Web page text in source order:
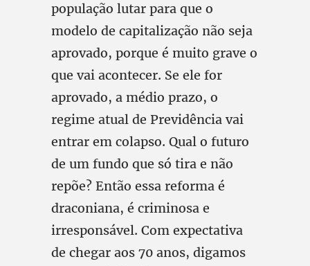
população lutar para que o
modelo de capitalização não seja
aprovado, porque é muito grave o
que vai acontecer. Se ele for
aprovado, a médio prazo, o
regime atual de Previdência vai
entrar em colapso. Qual o futuro
de um fundo que só tira e não
repõe? Então essa reforma é
draconiana, é criminosa e
irresponsável. Com expectativa
de chegar aos 70 anos, digamos